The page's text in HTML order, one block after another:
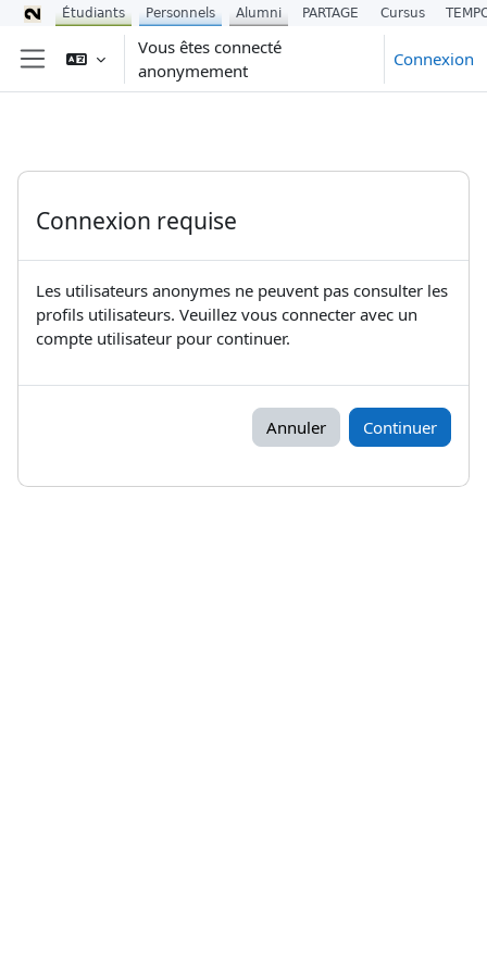
Passer au contenu principal
Panneau latéral
Vous êtes connecté
anonymement
Connexion
Connexion requise
Les utilisateurs anonymes ne peuvent pas consulter les
profils utilisateurs. Veuillez vous connecter avec un
compte utilisateur pour continuer.
Annuler Continuer
Étudiants Personnels Alumni PARTAGE Cursus